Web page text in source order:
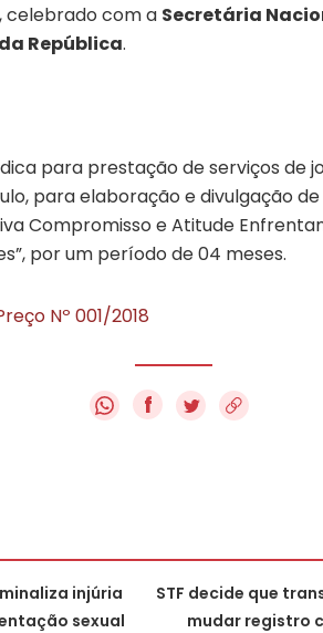
, celebrado com a Secretária
República.
para prestação de serviços de
para elaboração e divulgação
Compromisso e Atitude
por um período de 04 meses.
Nº 001/2018
f
injúria
sexual
STF decide que
mudar registro